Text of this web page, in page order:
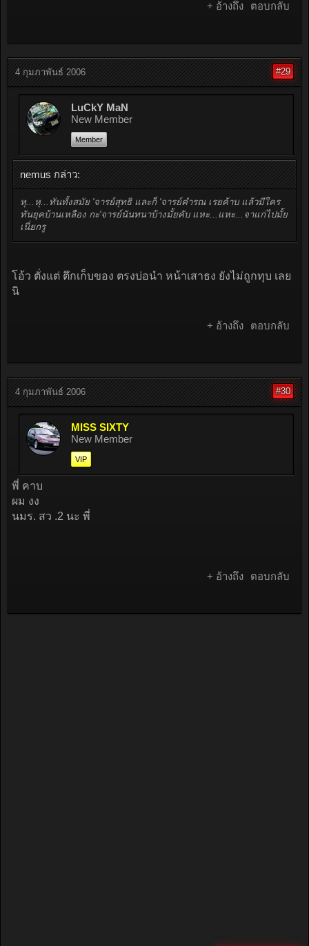
+ อ้างถึง ตอบกลับ
4 กุมภาพันธ์ 2006 #29
LuCkY MaN
New Member
Member
nemus กล่าว:
หุ...หุ...ทันทั้งสมัย 'จารย์สุทธิ และก็ 'จารย์คำรณ เรยค้าบ แล้วมีใคร
ทันยุคบ้านเหลือง กะ'จารย์นันทนาบ้างมั้ยคับ แหะ...แหะ...จาแก่ไปมั้ย
เนี่ยกรู
โอ้ว ตั่งแต่ ตึกเก็บของ ตรงบ่อนํา หน้าเสาธง ยังไม่ถูกทุบ เลย
นิ
+ อ้างถึง ตอบกลับ
4 กุมภาพันธ์ 2006 #30
MISS SIXTY
New Member
VIP
พี่ คาบ
ผม งง
นมร. สว .2 นะ พี่
+ อ้างถึง ตอบกลับ